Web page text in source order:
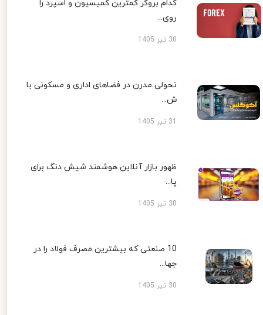
کدام بروکر کمترین کمیسیون و اسپرد را
روی...
30 تیر 1405
تحولی مدرن در فضاهای اداری و مسکونی با
ش...
ظهور بازار آنلاین هوشمند شیش دنگ برای
پا...
30 تیر 1405
10 صنعتی که بیشترین مصرف فولاد را در
جها...
30 تیر 1405